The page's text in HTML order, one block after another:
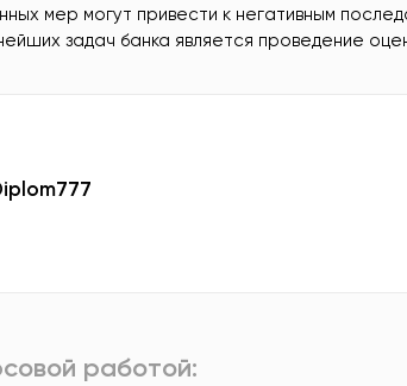
мер могут привести к негативным
задач банка является проведение
работой: